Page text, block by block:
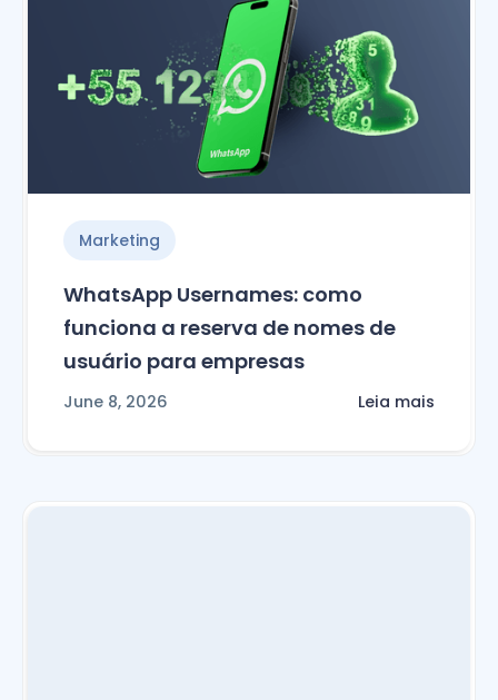
Marketing
WhatsApp Usernames: como
funciona a reserva de nomes de
usuário para empresas
June 8, 2026 Leia mais